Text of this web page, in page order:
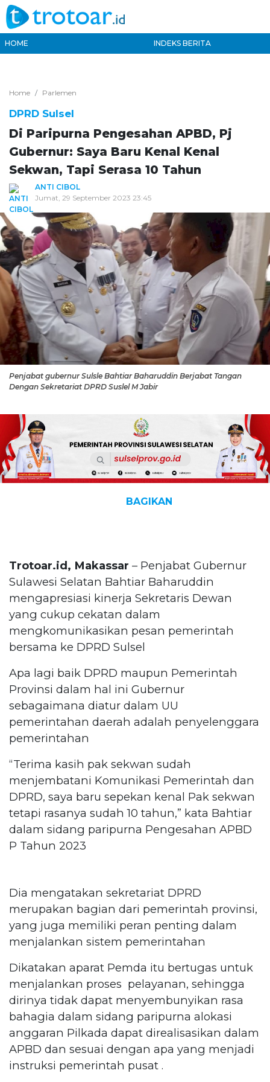
HOME INDEKS BERITA
Home Parlemen
DPRD Sulsel
Di Paripurna Pengesahan APBD, Pj
Gubernur: Saya Baru Kenal Kenal
Sekwan, Tapi Serasa 10 Tahun
ANTI CIBOL
Jumat, 29 September 2023 23:45
Penjabat gubernur Sulsle Bahtiar Baharuddin Berjabat Tangan
Dengan Sekretariat DPRD Suslel M Jabir
BAGIKAN
Trotoar.id, Makassar – Penjabat Gubernur
Sulawesi Selatan Bahtiar Baharuddin
mengapresiasi kinerja Sekretaris Dewan
yang cukup cekatan dalam
mengkomunikasikan pesan pemerintah
bersama ke DPRD Sulsel
Apa lagi baik DPRD maupun Pemerintah
Provinsi dalam hal ini Gubernur
sebagaimana diatur dalam UU
pemerintahan daerah adalah penyelenggara
pemerintahan
“Terima kasih pak sekwan sudah
menjembatani Komunikasi Pemerintah dan
DPRD, saya baru sepekan kenal Pak sekwan
tetapi rasanya sudah 10 tahun,” kata Bahtiar
dalam sidang paripurna Pengesahan APBD
P Tahun 2023
Dia mengatakan sekretariat DPRD
merupakan bagian dari pemerintah provinsi,
yang juga memiliki peran penting dalam
menjalankan sistem pemerintahan
Dikatakan aparat Pemda itu bertugas untuk
menjalankan proses pelayanan, sehingga
dirinya tidak dapat menyembunyikan rasa
bahagia dalam sidang paripurna alokasi
anggaran Pilkada dapat direalisasikan dalam
APBD dan sesuai dengan apa yang menjadi
instruksi pemerintah pusat .